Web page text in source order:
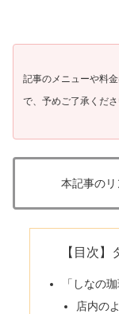
記事のメニューや料
で、予めご了承くださ
本記事のリ
【目次
「しなの
店内の